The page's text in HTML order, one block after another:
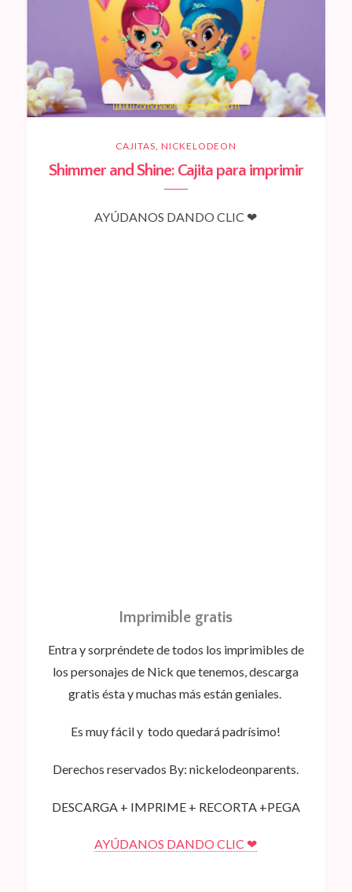
CAJITAS, NICKELODEON
Shimmer and Shine: Cajita para imprimir
AYÚDANOS DANDO CLIC ❤
Imprimible gratis
Entra y sorpréndete de todos los imprimibles de
los personajes de Nick que tenemos, descarga
gratis ésta y muchas más están geniales.
Es muy fácil y todo quedará padrísimo!
Derechos reservados By: nickelodeonparents.
DESCARGA + IMPRIME + RECORTA +PEGA
AYÚDANOS DANDO CLIC ❤